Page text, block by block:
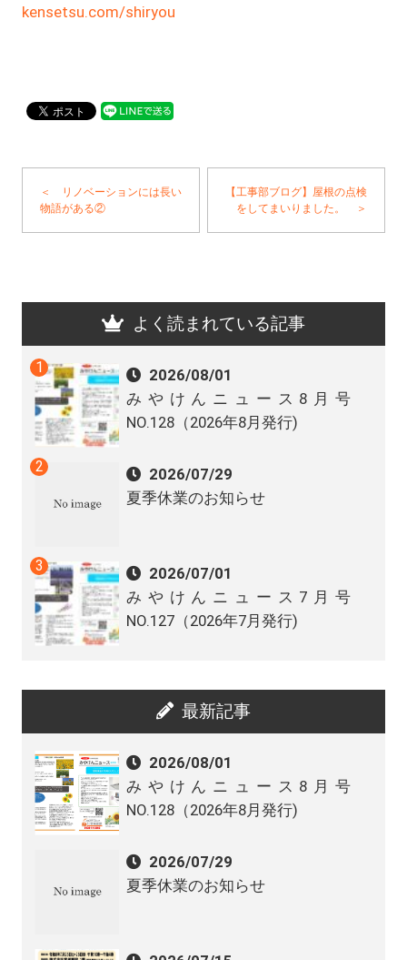
kensetsu.com/shiryou
＜ リノベーションには長い
物語がある②
【工事部ブログ】屋根の点検
をしてまいりました。 ＞
よく読まれている記事
2026/08/01
みやけんニュース8月号
NO.128（2026年8月発行)
2026/07/29
夏季休業のお知らせ
2026/07/01
みやけんニュース7月号
NO.127（2026年7月発行)
最新記事
2026/08/01
みやけんニュース8月号
NO.128（2026年8月発行)
2026/07/29
夏季休業のお知らせ